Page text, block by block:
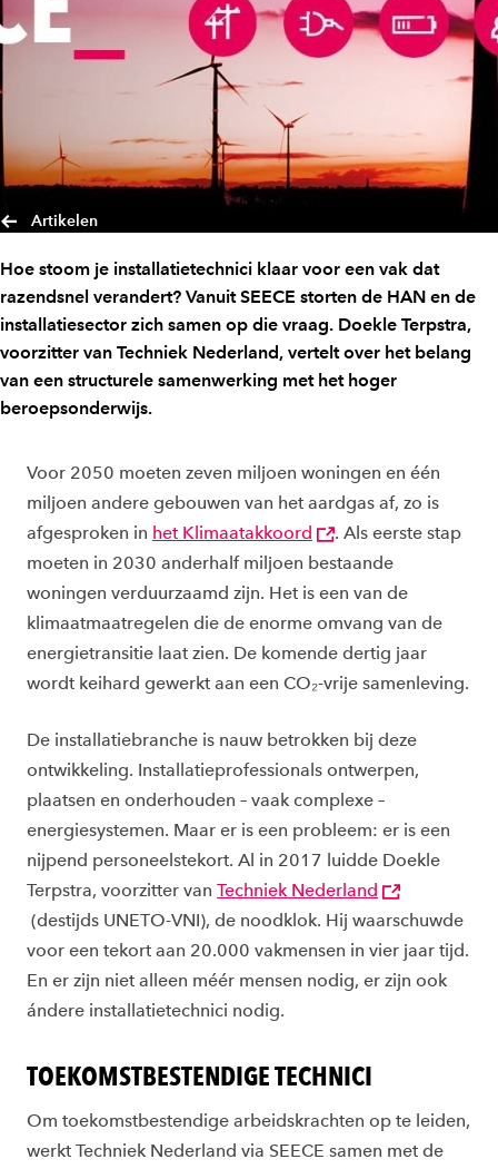
Artikelen
Hoe stoom je installatietechnici klaar voor een vak dat
razendsnel verandert? Vanuit SEECE storten de HAN en de
installatiesector zich samen op die vraag. Doekle Terpstra,
voorzitter van Techniek Nederland, vertelt over het belang
van een structurele samenwerking met het hoger
beroepsonderwijs.
Voor 2050 moeten zeven miljoen woningen en één
miljoen andere gebouwen van het aardgas af, zo is
afgesproken in het Klimaatakkoord
. Als eerste stap
moeten in 2030 anderhalf miljoen bestaande
woningen verduurzaamd zijn. Het is een van de
klimaatmaatregelen die de enorme omvang van de
energietransitie laat zien. De komende dertig jaar
wordt keihard gewerkt aan een CO₂-vrije samenleving.
De installatiebranche is nauw betrokken bij deze
ontwikkeling. Installatieprofessionals ontwerpen,
plaatsen en onderhouden – vaak complexe –
energiesystemen. Maar er is een probleem: er is een
nijpend personeelstekort. Al in 2017 luidde Doekle
Terpstra, voorzitter van Techniek Nederland
(destijds UNETO-VNI), de noodklok. Hij waarschuwde
voor een tekort aan 20.000 vakmensen in vier jaar tijd.
En er zijn niet alleen méér mensen nodig, er zijn ook
ándere installatietechnici nodig.
TOEKOMSTBESTENDIGE TECHNICI
Om toekomstbestendige arbeidskrachten op te leiden,
werkt Techniek Nederland via SEECE samen met de